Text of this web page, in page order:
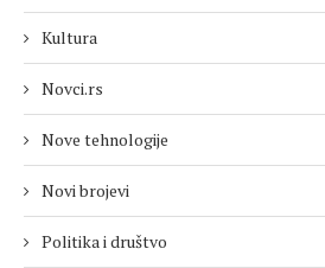
Kultura
Novci.rs
Nove tehnologije
Novi brojevi
Politika i društvo